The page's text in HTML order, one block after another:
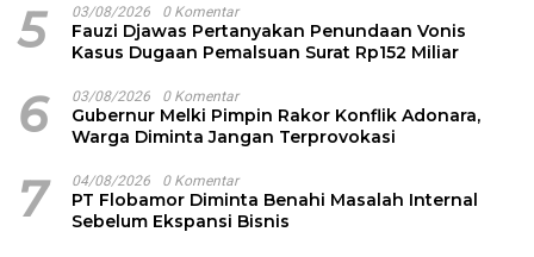
5 03/08/2026 0 Komentar
Fauzi Djawas Pertanyakan Penundaan Vonis
Kasus Dugaan Pemalsuan Surat Rp152 Miliar
6 03/08/2026 0 Komentar
Gubernur Melki Pimpin Rakor Konflik Adonara,
Warga Diminta Jangan Terprovokasi
7 04/08/2026 0 Komentar
PT Flobamor Diminta Benahi Masalah Internal
Sebelum Ekspansi Bisnis